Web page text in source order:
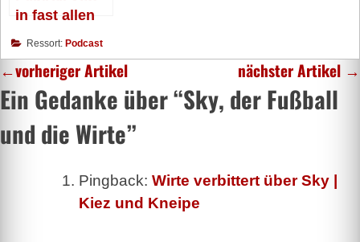
in fast allen
Kneipen
Ressort: Podcast
←vorheriger Artikel nächster Artikel →
Ein Gedanke über “Sky, der Fußball
und die Wirte”
Pingback: Wirte verbittert über Sky |
Kiez und Kneipe